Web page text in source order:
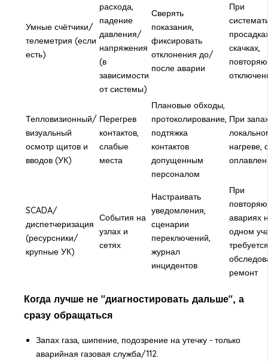
Умные счётчики/
телеметрия (если
есть)
расхода,
падение
давления/
напряжения
(в
зависимости
от системы)
Сверять
показания,
фиксировать
отклонения до/
после аварии
При
скачках,
Тепловизионный/
визуальный
осмотр щитов и
вводов (УК)
Перегрев
контактов,
слабые
места
Плановые обходы,
протоколирование,
подтяжка
контактов
допущенным
персоналом
При
нагреве,
SCADA/
диспетчеризация
(ресурсники/
крупные УК)
События на
узлах и
сетях
Настраивать
уведомления,
сценарии
переключений,
журнал
инцидентов
При
авариях
одном
требуется
ремонт
Когда лучше не "диагностировать дальше", а
сразу обращаться
Запах газа, шипение, подозрение на утечку - только
аварийная газовая служба/112.